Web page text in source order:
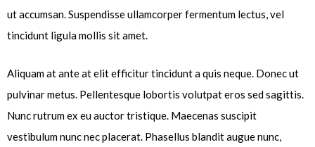
ut accumsan. Suspendisse ullamcorper fermentum lectus, vel
tincidunt ligula mollis sit amet.
Aliquam at ante at elit efficitur tincidunt a quis neque. Donec ut
pulvinar metus. Pellentesque lobortis volutpat eros sed sagittis.
Nunc rutrum ex eu auctor tristique. Maecenas suscipit
vestibulum nunc nec placerat. Phasellus blandit augue nunc,